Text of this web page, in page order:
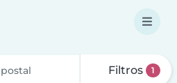
Filtros 1